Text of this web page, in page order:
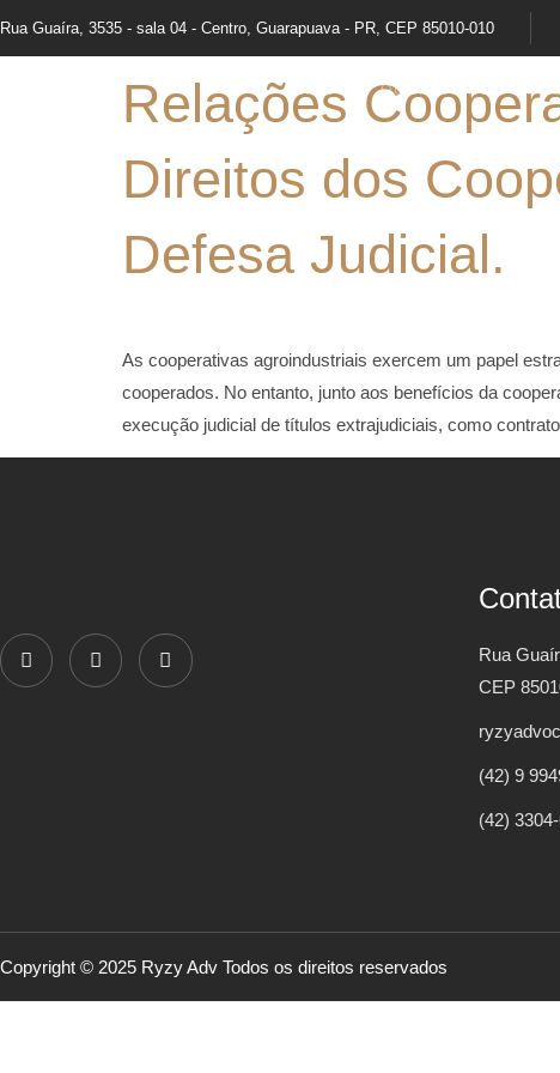
Rua Guaíra, 3535 - sala 04 - Centro, Guarapuava - PR, CEP 85010-010
QUEM SOMOS
Relações
Direitos dos
Defesa Judicial.
As cooperativas agroindustriais exercem um papel
cooperados. No entanto, junto aos benefícios da
execução judicial de títulos extrajudiciais, como
Rua
CEP
(42) 9
(42)
Copyright © 2025 Ryzy Adv Todos os direitos reservados